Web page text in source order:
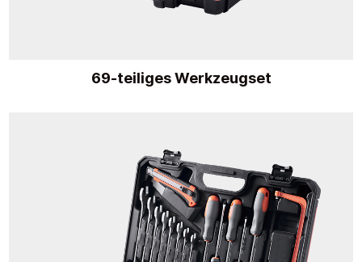
69-teiliges Werkzeugset